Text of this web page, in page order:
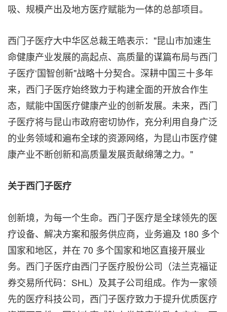
吸、规模产出及地方医疗赋能为一体的总部项目。
西门子医疗大中华区总裁王皓表示："昆山市加速生
命健康产业发展的高起点、高质量的谋篇布局与西门
子医疗‘国智创新"战略十分契合。深耕中国三十多年
来，西门子医疗始终致力于构建全面的开放合作生
态，赋能中国医疗健康产业的创新发展。未来，西门
子医疗将与昆山市政府密切协作，充分利用自身广泛
的业务领域和遍布全球的资源网络，为昆山市医疗健
康产业不断创新和高质量发展贡献绵薄之力。"
关于西门子医疗
创新境，为每一个生命。西门子医疗是全球领先的医
疗设备、解决方案和服务供应商，业务遍及 180 多个
国家和地区，并在 70 多个国家和地区直接开展业
务。西门子医疗由西门子医疗股份公司（法兰克福证
券交易所代码：SHL）及其子公司组成。作为一家领
先的医疗科技公司，西门子医疗致力于提升优质医疗